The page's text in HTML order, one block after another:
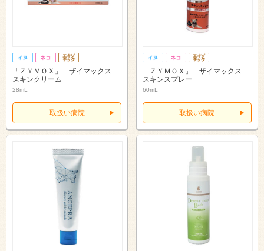
「ＺＹＭＯＸ」 ザイマックス
スキンクリーム
28mL
取扱い病院
「ＺＹＭＯＸ」 ザイマックス
スキンスプレー
60mL
取扱い病院